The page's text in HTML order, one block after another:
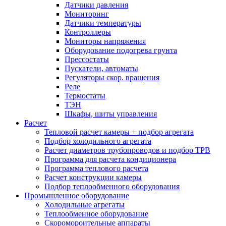
Датчики давления
Мониторинг
Датчики температуры
Контроллеры
Мониторы напряжения
Оборудование подогрева грунта
Прессостаты
Пускатели, автоматы
Регуляторы скор. вращения
Реле
Термостаты
ТЭН
Шкафы, шиты управления
Расчет
Тепловой расчет камеры + подбор агрегата
Подбор холодильного агрегата
Расчет диаметров трубопроводов и подбор ТРВ
Программа для расчета кондиционера
Программа теплового расчета
Расчет конструкции камеры
Подбор теплообменного оборудования
Промышленное оборудование
Холодильные агрегаты
Теплообменное оборудование
Скоромороительные аппараты